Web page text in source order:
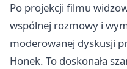
Po projekcji filmu
wspólnej rozmowy i
moderowanej dyskusji
Honek. To doskonała